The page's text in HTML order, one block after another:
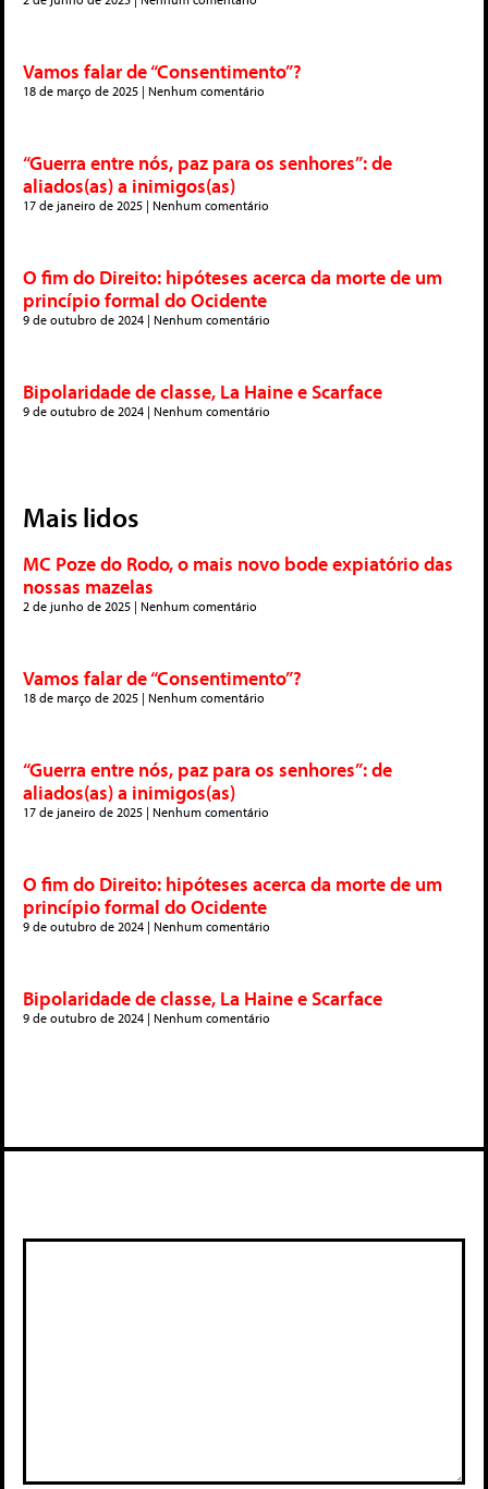
Vamos falar de “Consentimento”?
18 de março de 2025 Nenhum comentário
“Guerra entre nós, paz para os senhores”: de
aliados(as) a inimigos(as)
17 de janeiro de 2025 Nenhum comentário
O fim do Direito: hipóteses acerca da morte de um
princípio formal do Ocidente
9 de outubro de 2024 Nenhum comentário
Bipolaridade de classe, La Haine e Scarface
9 de outubro de 2024 Nenhum comentário
Mais lidos
MC Poze do Rodo, o mais novo bode expiatório das
nossas mazelas
2 de junho de 2025 Nenhum comentário
Vamos falar de “Consentimento”?
18 de março de 2025 Nenhum comentário
“Guerra entre nós, paz para os senhores”: de
aliados(as) a inimigos(as)
17 de janeiro de 2025 Nenhum comentário
O fim do Direito: hipóteses acerca da morte de um
princípio formal do Ocidente
9 de outubro de 2024 Nenhum comentário
Bipolaridade de classe, La Haine e Scarface
9 de outubro de 2024 Nenhum comentário